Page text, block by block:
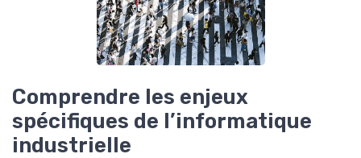
Comprendre les enjeux
spécifiques de l’informatique
industrielle